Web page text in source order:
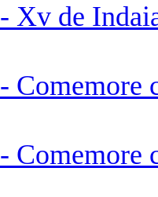
- Xv de
- Comemore
- Comemore